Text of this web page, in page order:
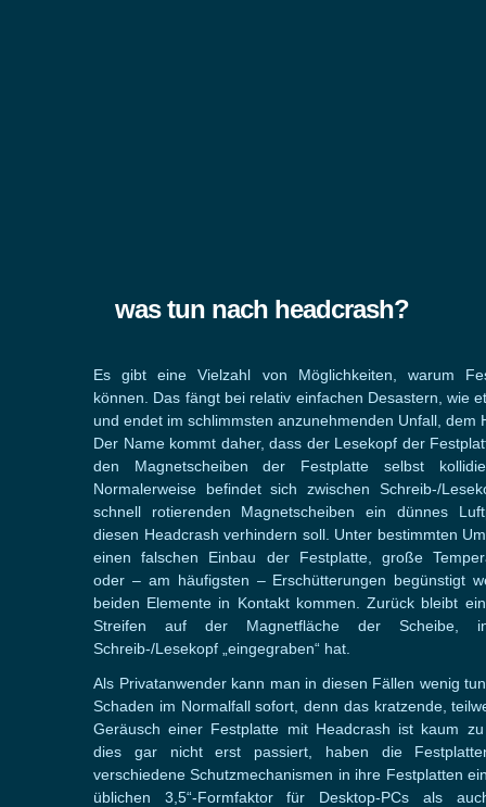
was tun nach headcrash?
Es gibt eine Vielzahl von Möglichkeiten, warum
können. Das fängt bei relativ einfachen Desastern, wie
und endet im schlimmsten anzunehmenden Unfall, dem
Der Name kommt daher, dass der Lesekopf der
den Magnetscheiben der Festplatte selbst
Normalerweise befindet sich zwischen Schreib-/
schnell rotierenden Magnetscheiben ein dünnes
diesen Headcrash verhindern soll. Unter bestimmten
einen falschen Einbau der Festplatte, große
oder – am häufigsten – Erschütterungen begünstigt
beiden Elemente in Kontakt kommen. Zurück bleibt
Streifen auf der Magnetfläche der
Schreib-/Lesekopf „eingegraben“ hat.
Als Privatanwender kann man in diesen Fällen wenig
Schaden im Normalfall sofort, denn das kratzende,
Geräusch einer Festplatte mit Headcrash ist kaum
dies gar nicht erst passiert, haben die
verschiedene Schutzmechanismen in ihre Festplatten
üblichen 3,5“-Formfaktor für Desktop-PCs als